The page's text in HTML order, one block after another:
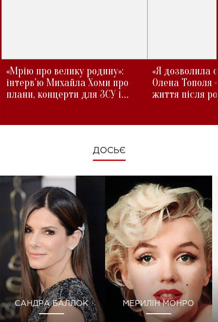
«Мрію про велику родину»:
інтерв'ю Михайла Хоми про
плани, концерти для ЗСУ і
«Я дозволила
Олена Тополя
життя після
ДОСЬЄ
САНДРА БАЛЛОК МЕРИЛІН МОНРО